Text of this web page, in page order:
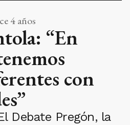
4 años
“En
con
Debate Pregón, la